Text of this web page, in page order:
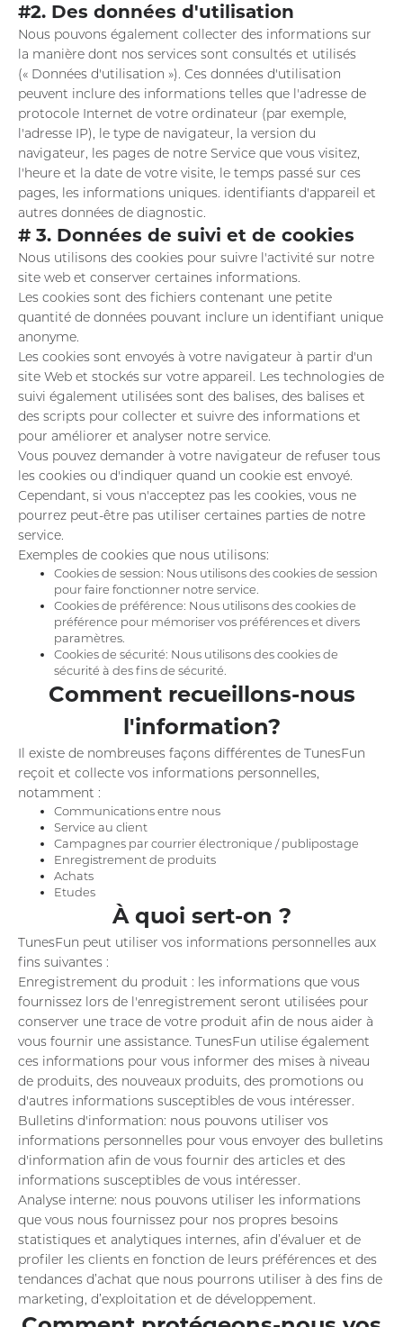
#2. Des données d'utilisation
Nous pouvons également collecter des informations sur
la manière dont nos services sont consultés et utilisés
(« Données d'utilisation »). Ces données d'utilisation
peuvent inclure des informations telles que l'adresse de
protocole Internet de votre ordinateur (par exemple,
l'adresse IP), le type de navigateur, la version du
navigateur, les pages de notre Service que vous visitez,
l'heure et la date de votre visite, le temps passé sur ces
pages, les informations uniques. identifiants d'appareil et
autres données de diagnostic.
# 3. Données de suivi et de cookies
Nous utilisons des cookies pour suivre l'activité sur notre
site web et conserver certaines informations.
Les cookies sont des fichiers contenant une petite
quantité de données pouvant inclure un identifiant unique
anonyme.
Les cookies sont envoyés à votre navigateur à partir d'un
site Web et stockés sur votre appareil. Les technologies de
suivi également utilisées sont des balises, des balises et
des scripts pour collecter et suivre des informations et
pour améliorer et analyser notre service.
Vous pouvez demander à votre navigateur de refuser tous
les cookies ou d'indiquer quand un cookie est envoyé.
Cependant, si vous n'acceptez pas les cookies, vous ne
pourrez peut-être pas utiliser certaines parties de notre
service.
Exemples de cookies que nous utilisons:
Cookies de session: Nous utilisons des cookies de session
pour faire fonctionner notre service.
Cookies de préférence: Nous utilisons des cookies de
préférence pour mémoriser vos préférences et divers
paramètres.
Cookies de sécurité: Nous utilisons des cookies de
sécurité à des fins de sécurité.
Comment recueillons-nous
l'information?
Il existe de nombreuses façons différentes de TunesFun
reçoit et collecte vos informations personnelles,
notamment :
Communications entre nous
Service au client
Campagnes par courrier électronique / publipostage
Enregistrement de produits
Achats
Etudes
À quoi sert-on ?
TunesFun peut utiliser vos informations personnelles aux
fins suivantes :
Enregistrement du produit : les informations que vous
fournissez lors de l'enregistrement seront utilisées pour
conserver une trace de votre produit afin de nous aider à
vous fournir une assistance. TunesFun utilise également
ces informations pour vous informer des mises à niveau
de produits, des nouveaux produits, des promotions ou
d'autres informations susceptibles de vous intéresser.
Bulletins d'information: nous pouvons utiliser vos
informations personnelles pour vous envoyer des bulletins
d'information afin de vous fournir des articles et des
informations susceptibles de vous intéresser.
Analyse interne: nous pouvons utiliser les informations
que vous nous fournissez pour nos propres besoins
statistiques et analytiques internes, afin d’évaluer et de
profiler les clients en fonction de leurs préférences et des
tendances d’achat que nous pourrons utiliser à des fins de
marketing, d’exploitation et de développement.